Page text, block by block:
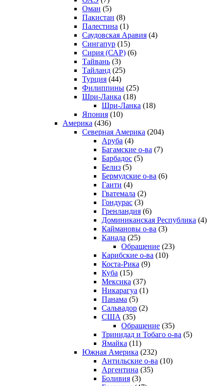
Оман (5)
Пакистан (8)
Палестина (1)
Саудовская Аравия (4)
Сингапур (15)
Сирия (САР) (6)
Тайвань (3)
Тайланд (25)
Турция (44)
Филиппины (25)
Шри-Ланка (18)
Шри-Ланка (18)
Япония (10)
Америка (436)
Северная Америка (204)
Аруба (4)
Багамские о-ва (7)
Барбадос (5)
Белиз (5)
Бермудские о-ва (6)
Гаити (4)
Гватемала (2)
Гондурас (3)
Гренландия (6)
Доминиканская Республика (4)
Каймановы о-ва (3)
Канада (25)
Обращение (23)
Карибские о-ва (10)
Коста-Рика (9)
Куба (15)
Мексика (37)
Никарагуа (1)
Панама (5)
Сальвадор (2)
США (35)
Обращение (35)
Тринидад и Тобаго о-ва (5)
Ямайка (11)
Южная Америка (232)
Антильские о-ва (10)
Аргентина (35)
Боливия (3)